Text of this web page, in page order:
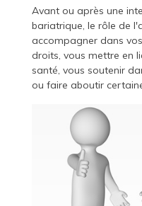
Avant ou après une
bariatrique, le rôle de
accompagner dans
droits, vous mettre en
santé, vous soutenir
ou faire aboutir